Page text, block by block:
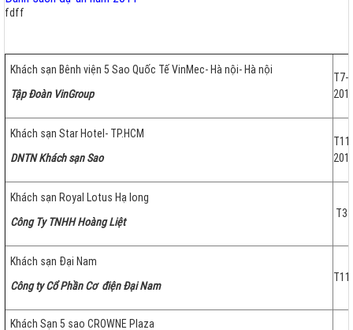
fdff
Khách sạn Bênh viện 5 Sao Quốc Tế VinMec- Hà nội- Hà nội
Tập Đoàn VinGroup
Khách sạn Star Hotel- TP.HCM
DNTN Khách sạn Sao
Khách sạn Royal Lotus Hạ long
Công Ty TNHH Hoàng Liệt
Khách sạn Đại Nam
Công ty Cổ Phần Cơ điện Đại Nam
Khách Sạn 5 sao CROWNE Plaza